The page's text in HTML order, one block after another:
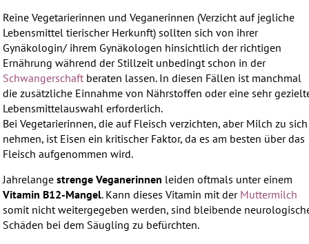
Reine Vegetarierinnen und Veganerinnen (Verzicht auf jegliche
Lebensmittel tierischer Herkunft) sollten sich von ihrer
Gynäkologin/ ihrem Gynäkologen hinsichtlich der richtigen
Ernährung während der Stillzeit unbedingt schon in der
Schwangerschaft beraten lassen. In diesen Fällen ist manchmal
die zusätzliche Einnahme von Nährstoffen oder eine sehr
Lebensmittelauswahl erforderlich.
Bei Vegetarierinnen, die auf Fleisch verzichten, aber Milch zu sich
nehmen, ist Eisen ein kritischer Faktor, da es am besten über das
Fleisch aufgenommen wird.
Jahrelangestrenge Veganerinnen leiden oftmals unter einem
Vitamin B12-Mangel. Kann dieses Vitamin mit der Muttermilch
somit nicht weitergegeben werden, sind bleibende
Schäden bei dem Säugling zu befürchten.